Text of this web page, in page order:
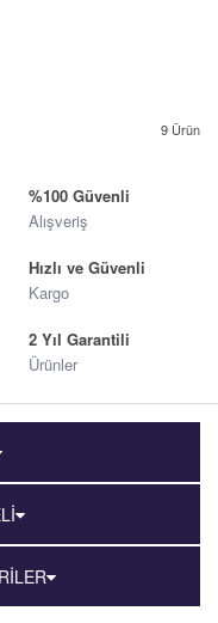
9 Ürün
%100 Güvenli
Alışveriş
Hızlı ve Güvenli
Kargo
2 Yıl Garantili
Ürünler